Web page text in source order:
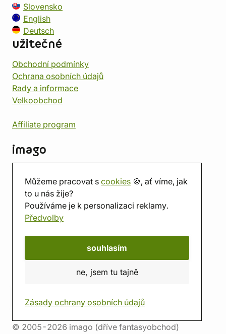
Můžeme pracovat s cookies 🍪, ať víme, jak
to u nás žije?
Používáme je k personalizaci reklamy.
Předvolby
souhlasím
ne, jsem tu tajně
Zásady ochrany osobních údajů
Slovensko
English
Deutsch
užitečné
Obchodní podmínky
Ochrana osobních údajů
Rady a informace
Velkoobchod
Affiliate program
imago
Prodejna
Herna
O nás
Hodnocení obchodu
© 2005-2026 imago (dříve fantasyobchod)